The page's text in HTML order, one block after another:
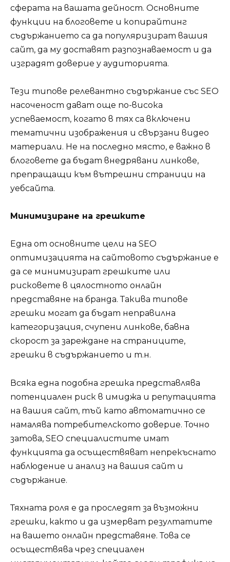
сферата на вашата дейност. Основните
функции на блоговете и копирайтинг
съдържанието са да популяризират вашия
сайт, да му доставят разпознаваемост и да
изградят доверие у аудиторията.
Тези типове релевантно съдържание със SEO
насоченост дават още по-висока
успеваемост, когато в тях са включени
тематични изображения и свързани видео
материали. Не на последно място, е важно в
блоговете да бъдат внедрявани линкове,
препращащи към вътрешни страници на
уебсайта.
Минимизиране на грешките
Една от основните цели на SEO
оптимизацията на сайтовото съдържание е
да се минимизират грешките или
рисковете в цялостното онлайн
представяне на бранда. Такива типове
грешки могат да бъдат неправилна
категоризация, счупени линкове, бавна
скорост за зареждане на страниците,
грешки в съдържанието и т.н.
Всяка една подобна грешка представлява
потенциален риск в имиджа и репутацията
на вашия сайт, тъй като автоматично се
намалява потребителското доверие. Точно
затова, SEO специалистите имат
функцията да осъществяват непрекъснато
наблюдение и анализ на вашия сайт и
съдържание.
Тяхната роля е да проследят за възможни
грешки, както и да измерват резултатите
на вашето онлайн представяне. Това се
осъществява чрез специален